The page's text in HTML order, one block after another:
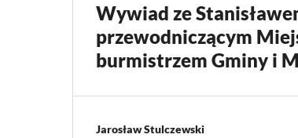
Wywiad ze
przewodniczącym
burmistrzem Gminy i
Jarosław Stulczewski